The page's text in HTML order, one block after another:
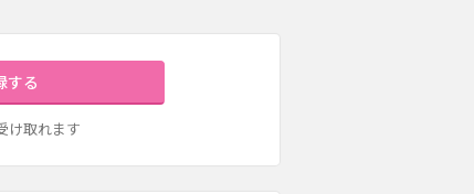
する
け取れます